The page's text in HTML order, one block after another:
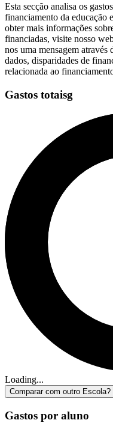
Esta secção analisa os
financiamento da educação
obter mais informações
financiadas, visite nosso
nos uma mensagem
dados, disparidades de
relacionada ao
Gastos totaisg
Loading...
Comparar com outro Escola?
Gastos por aluno